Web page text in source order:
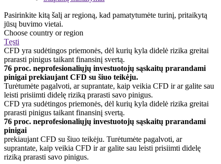
Pasirinkite kitą šalį ar regioną, kad pamatytumėte turinį, pritaikytą
jūsų buvimo vietai.
Choose country or region
Tęsti
CFD yra sudėtingos priemonės, dėl kurių kyla didelė rizika greitai
prarasti pinigus taikant finansinį svertą.
76 proc. neprofesionaliųjų investuotojų sąskaitų prarandami
pinigai prekiaujant CFD su šiuo teikėju.
Turėtumėte pagalvoti, ar suprantate, kaip veikia CFD ir ar galite sau
leisti prisiimti didelę riziką prarasti savo pinigus.
CFD yra sudėtingos priemonės, dėl kurių kyla didelė rizika greitai
prarasti pinigus taikant finansinį svertą.
76 proc. neprofesionaliųjų investuotojų sąskaitų prarandami
pinigai
prekiaujant CFD su šiuo teikėju. Turėtumėte pagalvoti, ar
suprantate, kaip veikia CFD ir ar galite sau leisti prisiimti didelę
riziką prarasti savo pinigus.